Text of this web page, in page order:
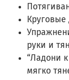
руки и
“Ладони
мягко